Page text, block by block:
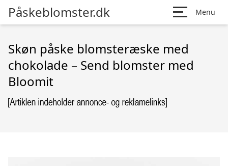
Påskeblomster.dk Menu
Skøn påske blomsteræske med
chokolade – Send blomster med
Bloomit